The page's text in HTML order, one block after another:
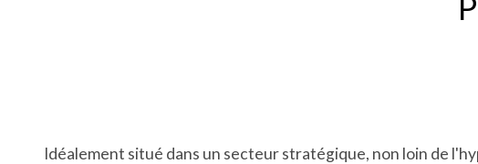
Idéalement situé dans un secteur stratégique, non loin de